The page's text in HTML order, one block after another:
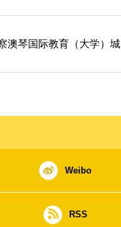
澳琴国际教育（大学）城
Weibo
RSS